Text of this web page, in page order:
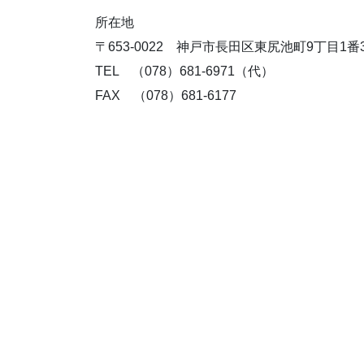
所在地
〒653-0022 神戸市長田区東尻池町9丁目1番
TEL （078）681-6971（代）
FAX （078）681-6177